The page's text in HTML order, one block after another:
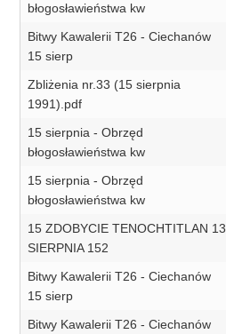
błogosławieństwa kw
Bitwy Kawalerii T26 - Ciechanów
15 sierp
Zbliżenia nr.33 (15 sierpnia
1991).pdf
15 sierpnia - Obrzęd
błogosławieństwa kw
15 sierpnia - Obrzęd
błogosławieństwa kw
15 ZDOBYCIE TENOCHTITLAN 13
SIERPNIA 152
Bitwy Kawalerii T26 - Ciechanów
15 sierp
Bitwy Kawalerii T26 - Ciechanów